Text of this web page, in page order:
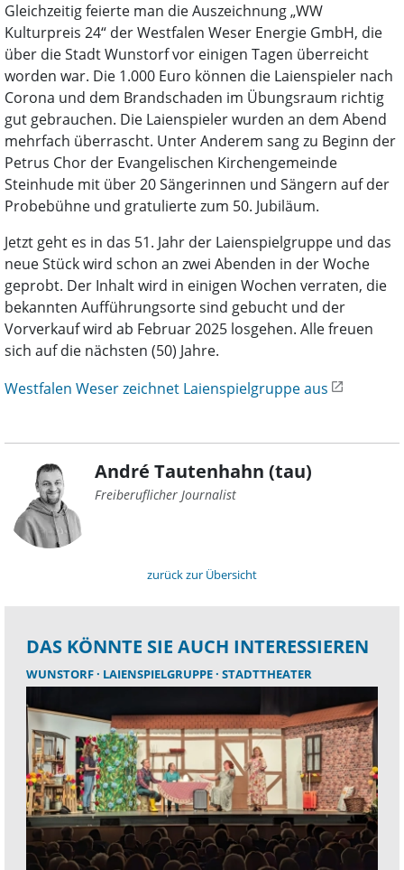
Gleichzeitig feierte man die Auszeichnung „WW
Kulturpreis 24“ der Westfalen Weser Energie GmbH, die
über die Stadt Wunstorf vor einigen Tagen überreicht
worden war. Die 1.000 Euro können die Laienspieler nach
Corona und dem Brandschaden im Übungsraum richtig
gut gebrauchen. Die Laienspieler wurden an dem Abend
mehrfach überrascht. Unter Anderem sang zu Beginn der
Petrus Chor der Evangelischen Kirchengemeinde
Steinhude mit über 20 Sängerinnen und Sängern auf der
Probebühne und gratulierte zum 50. Jubiläum.
Jetzt geht es in das 51. Jahr der Laienspielgruppe und das
neue Stück wird schon an zwei Abenden in der Woche
geprobt. Der Inhalt wird in einigen Wochen verraten, die
bekannten Aufführungsorte sind gebucht und der
Vorverkauf wird ab Februar 2025 losgehen. Alle freuen
sich auf die nächsten (50) Jahre.
Westfalen Weser zeichnet Laienspielgruppe aus
André Tautenhahn (tau)
Freiberuflicher Journalist
zurück zur Übersicht
DAS KÖNNTE SIE AUCH INTERESSIEREN
WUNSTORF LAIENSPIELGRUPPE STADTTHEATER